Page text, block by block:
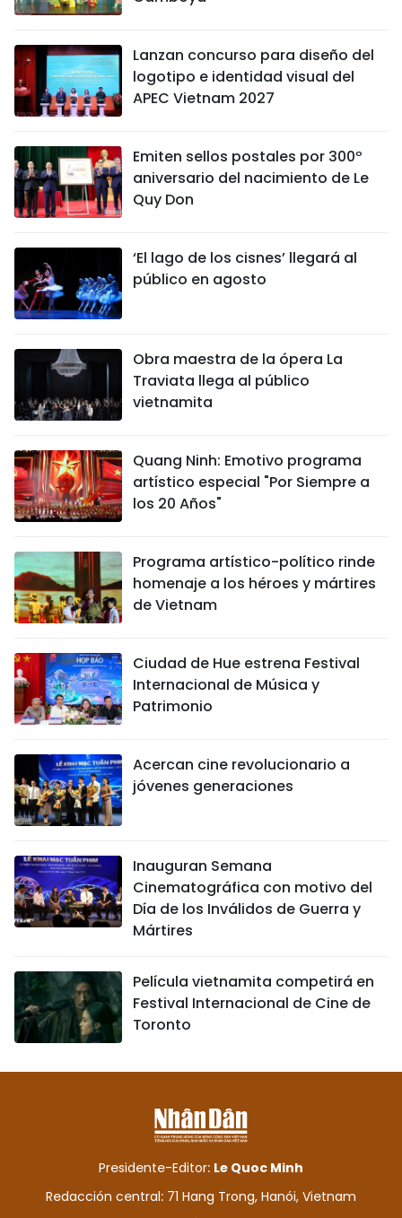
Lanzan concurso para diseño del
logotipo e identidad visual del
APEC Vietnam 2027
Emiten sellos postales por 300º
aniversario del nacimiento de Le
Quy Don
‘El lago de los cisnes’ llegará al
público en agosto
Obra maestra de la ópera La
Traviata llega al público
vietnamita
Quang Ninh: Emotivo programa
artístico especial "Por Siempre a
los 20 Años"
Programa artístico-político rinde
homenaje a los héroes y mártires
de Vietnam
Ciudad de Hue estrena Festival
Internacional de Música y
Patrimonio
Acercan cine revolucionario a
jóvenes generaciones
Inauguran Semana
Cinematográfica con motivo del
Día de los Inválidos de Guerra y
Mártires
Película vietnamita competirá en
Festival Internacional de Cine de
Toronto
Presidente-Editor: Le Quoc Minh
Redacción central: 71 Hang Trong, Hanói, Vietnam